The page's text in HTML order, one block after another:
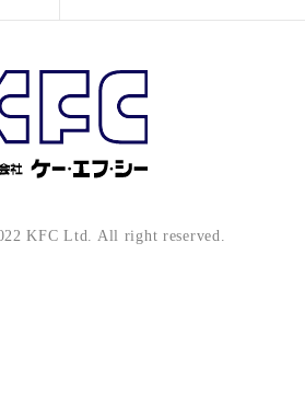
KFC Ltd. All right reserved.